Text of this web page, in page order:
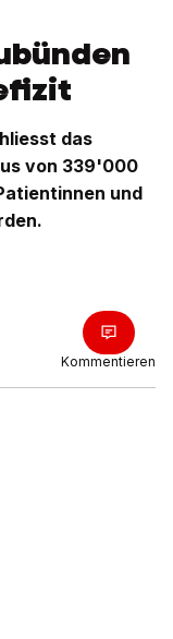
das
von 339'000
und
Kommentieren